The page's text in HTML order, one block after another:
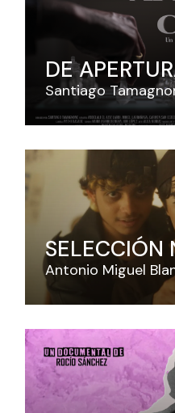
DE
Santiago
SELECCIÓN
Antonio Miguel